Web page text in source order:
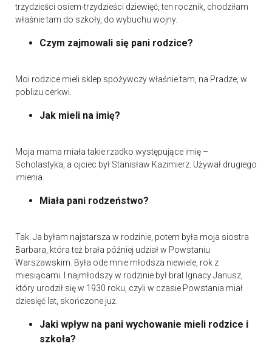
trzydzieści osiem-trzydzieści dziewięć, ten rocznik, chodziłam
właśnie tam do szkoły, do wybuchu wojny.
Czym zajmowali się pani rodzice?
Moi rodzice mieli sklep spożywczy właśnie tam, na Pradze, w
pobliżu cerkwi.
Jak mieli na imię?
Moja mama miała takie rzadko występujące imię –
Scholastyka, a ojciec był Stanisław Kazimierz. Używał drugiego
imienia.
Miała pani rodzeństwo?
Tak. Ja byłam najstarsza w rodzinie, potem była moja siostra
Barbara, która też brała później udział w Powstaniu
Warszawskim. Była ode mnie młodsza niewiele, rok z
miesiącami. I najmłodszy w rodzinie był brat Ignacy Janusz,
który urodził się w 1930 roku, czyli w czasie Powstania miał
dziesięć lat, skończone już.
Jaki wpływ na pani wychowanie mieli rodzice i
szkoła?